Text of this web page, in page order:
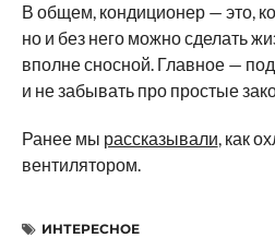
В общем, кондиционер — это,
но и без него можно сделать
вполне сносной. Главное —
и не забывать про простые
Ранее мы рассказывали, как
вентилятором.
ИНТЕРЕСНОЕ